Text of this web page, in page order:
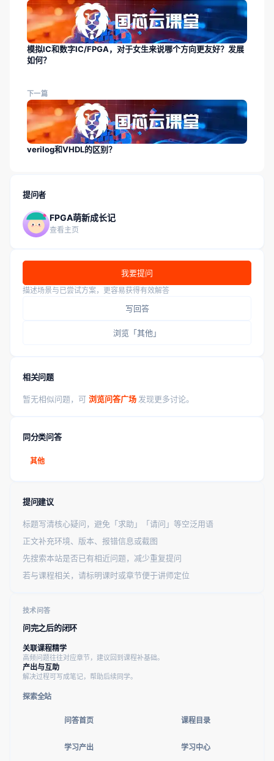
模拟IC和数字IC/FPGA，对于女生来说哪个方向更友好？发展
如何？
下一篇
verilog和VHDL的区别？
提问者
FPGA萌新成长记
查看主页
我要提问
描述场景与已尝试方案，更容易获得有效解答
写回答
浏览「其他」
相关问题
暂无相似问题，可 浏览问答广场 发现更多讨论。
同分类问答
其他
提问建议
标题写清核心疑问，避免「求助」「请问」等空泛用语
正文补充环境、版本、报错信息或截图
先搜索本站是否已有相近问题，减少重复提问
若与课程相关，请标明课时或章节便于讲师定位
技术问答
问完之后的闭环
关联课程精学
高频问题往往对应章节，建议回到课程补基础。
产出与互助
解决过程可写成笔记，帮助后续同学。
探索全站
问答首页 课程目录
学习产出 学习中心